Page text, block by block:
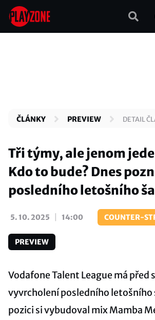
Přejít
hlavnímu
ČLÁNKY PREVIEW DETAIL
Tři týmy, ale jenom
Kdo to bude? Dnes
posledního letošního
5. 10. 2025 14:00 COUNTER-
PREVIEW
Vodafone Talent League má před
vyvrcholení posledního
pozici si vybudoval mix Mamba